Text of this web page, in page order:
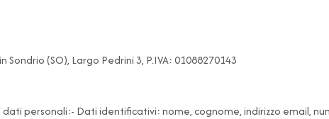
(SO), Largo Pedrini 3, P.IVA: 01088270143
personali:- Dati identificativi: nome, cognome, indirizzo email,